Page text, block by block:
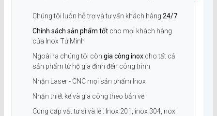
Chúng tôi luôn hỗ trợ và tư vấn khách hàng 24/7
Chính sách sản phẩm tốt cho mọi khách hàng
của Inox Tứ Minh
Ngoài ra chúng tôi còn gia công inox cho tất cả
sản phẩm từ hộ gia đình đến công trình
Nhận Laser - CNC mọi sản phẩm Inox
Nhận thiết kế và gia công theo bản vẽ
Cung cấp vật tư sỉ và lẻ : Inox 201, inox 304,inox